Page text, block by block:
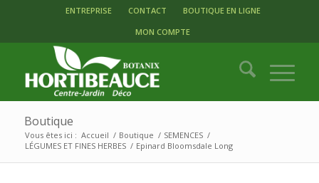
ENTREPRISE CONTACT
BOUTIQUE EN LIGNE
MON COMPTE
Boutique
Vous êtes ici : Accueil / Boutique / SEMENCES /
LÉGUMES ET FINES HERBES / Epinard Bloomsdale Long